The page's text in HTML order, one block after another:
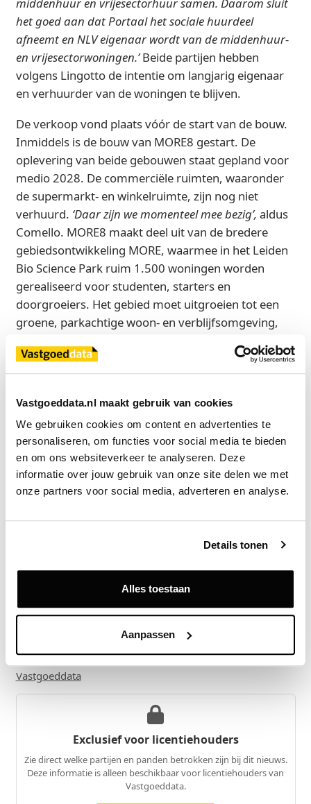
Vastgoeddata.nl maakt gebruik van cookies
We gebruiken cookies om content en advertenties te
personaliseren, om functies voor social media te bieden
en om ons websiteverkeer te analyseren. Deze
informatie over jouw gebruik van onze site delen we met
onze partners voor social media, adverteren en analyse.
Details tonen
Alles toestaan
Aanpassen
het goed aan dat Portaal het sociale huurdeel
afneemt en NLV eigenaar wordt van de middenhuur-
en vrijesectorwoningen.’Beide partijen hebben
volgens Lingotto de intentie om langjarig eigenaar
en verhuurder van de woningen te blijven.
De verkoop vond plaats vóór de start van de bouw.
Inmiddels is de bouw van MORE8 gestart. De
oplevering van beide gebouwen staat gepland voor
medio 2028. De commerciële ruimten, waaronder
de supermarkt- en winkelruimte, zijn nog niet
verhuurd. ‘Daar zijn we momenteel mee bezig’, aldus
Comello. MORE8 maakt deel uit van de bredere
gebiedsontwikkeling MORE, waarmee in het Leiden
Bio Science Park ruim 1.500 woningen worden
gerealiseerd voor studenten, starters en
doorgroeiers. Het gebied moet uitgroeien tot een
groene, parkachtige woon- en verblijfsomgeving,
supermarkt, horeca en een gezondheidscentrum.
De locatie ligt gunstig tussen station Leiden Centraal
Binnen MORE wordt sterk ingezet op duurzaamheid.
In het plan is onder meer aandacht voor
waterretentie, biobased materialen, inheemse
beplanting op de daken, zonnepanelen en een WKO-
installatie. Naast MORE8 zijn ook de blokken MORE
MORE8 is ontwikkeld door Lingotto, ontworpen
gerealiseerd door Heddes Bouw & Ontwikkeling.
Bron
Vastgoeddata
Exclusief voor licentiehouders
Zie direct welke partijen en panden betrokken zijn bij dit nieuws.
Deze informatie is alleen beschikbaar voor licentiehouders van
Vastgoeddata.